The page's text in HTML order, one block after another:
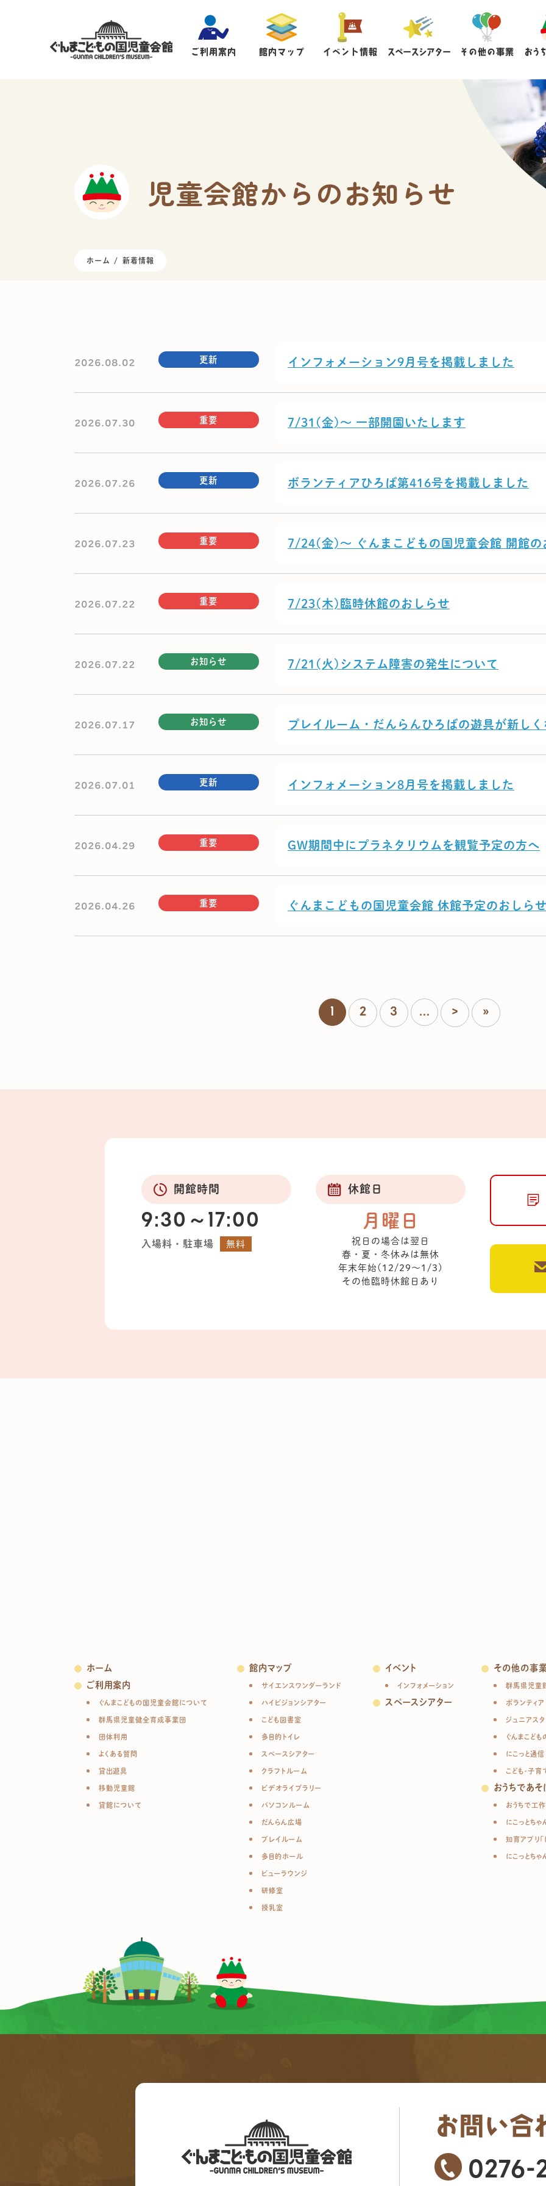
ご利用案内 館内マップ イベント情報 スペースシアター その他の事業 おう
児童会館からのお知らせ
ホーム 新着情報
2026.08.02 更新 インフォメーション9月号を掲載しました
2026.07.30 重要 7/31(金)～ 一部開園いたします
2026.07.26 更新 ボランティアひろば第416号を掲載しました
2026.07.23 重要 7/24(金)～ ぐんまこどもの国児童会館 開館の
2026.07.22 重要 7/23(木)臨時休館のおしらせ
2026.07.22 お知らせ 7/21(火)システム障害の発生について
2026.07.17 お知らせ プレイルーム・だんらんひろばの遊具が新し
2026.07.01 更新 インフォメーション8月号を掲載しました
2026.04.29 重要 GW期間中にプラネタリウムを観覧予定の方へ
2026.04.26 重要 ぐんまこどもの国児童会館 休館予定のおしら
1 2 3 ... > »
開館時間
9:30～17:00
入場料・駐車場 無料
休館日
月曜日
祝日の場合は翌日
春・夏・冬休みは無休
年末年始(12/29～1/3)
その他臨時休館日あり
ホーム
ご利用案内
ぐんまこどもの国児童会館について
群馬県児童健全育成事業団
団体利用
よくある質問
貸出遊具
移動児童館
貸館について
館内マップ
サイエンスワンダーランド
ハイビジョンシアター
こども図書室
多目的トイレ
スペースシアター
クラフトルーム
ビデオライブラリー
パソコンルーム
だんらん広場
プレイルーム
多目的ホール
ビューラウンジ
研修室
授乳室
イベント
インフォメーション
スペースシアター
その他の事
群馬県児童
ボランティア
ジュニアス
ぐんまこど
にこっと通信
こども・子
おうちであそ
おうちで工作
にこっとちゃ
知育アプリ「
にこっとち
お問い合
0276-